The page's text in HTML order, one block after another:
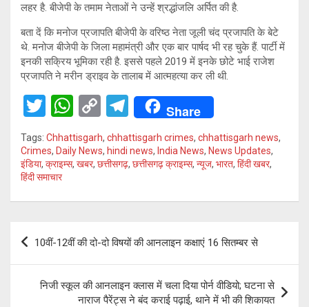
लहर है. बीजेपी के तमाम नेताओं ने उन्हें श्रद्धांजलि अर्पित की है.
बता दें कि मनोज प्रजापति बीजेपी के वरिष्ठ नेता जूली चंद प्रजापति के बेटे
थे. मनोज बीजेपी के जिला महामंत्री और एक बार पार्षद भी रह चुके हैं. पार्टी में
इनकी सक्रिय भूमिका रही है. इससे पहले 2019 में इनके छोटे भाई राजेश
प्रजापति ने मरीन ड्राइव के तालाब में आत्महत्या कर ली थी.
T
wi
tt
er
W
h
at
s
A
p
C
o
py
Li
n
T
el
e
gr
a
Share
Tags: Chhattisgarh, chhattisgarh crimes, chhattisgarh news,
Crimes, Daily News, hindi news, India News, News Updates,
इंडिया, क्राइम्स, खबर, छत्तीसगढ़, छत्तीसगढ़ क्राइम्स, न्यूज, भारत, हिंदी खबर,
हिंदी समाचार
Post
10वीं-12वीं की दो-दो विषयों की आनलाइन कक्षाएं 16 सितम्बर से
निजी स्कूल की आनलाइन क्लास में चला दिया पोर्न वीडियो; घटना से
नाराज पैरेंट्स ने बंद कराई पढ़ाई, थाने में भी की शिकायत